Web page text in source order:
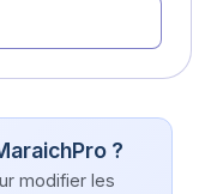
?
modifier les